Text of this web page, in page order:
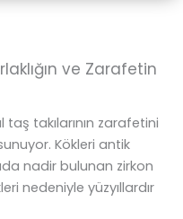
ve Zarafetin
takılarının zarafetini
Kökleri antik
nadir bulunan zirkon
nedeniyle yüzyıllardır